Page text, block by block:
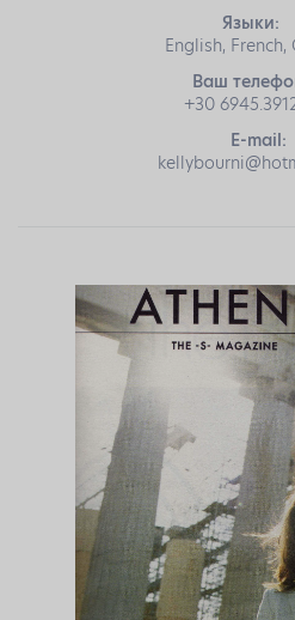
Языки:
English, French,
Ваш
+30
E-mail: